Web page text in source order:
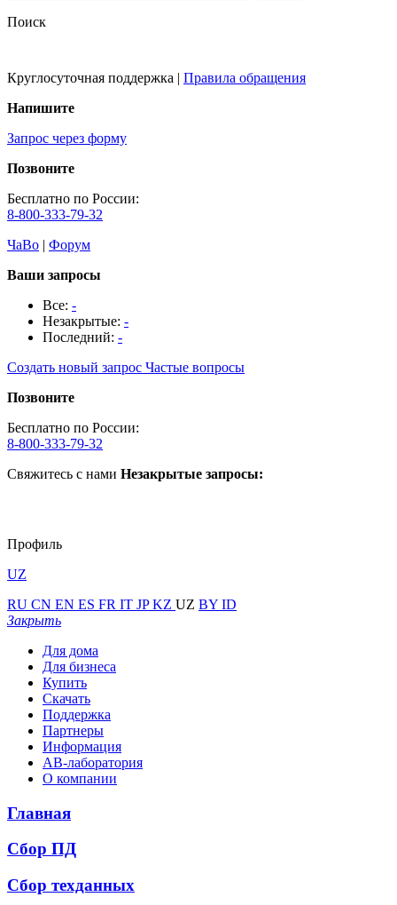
Поиск
Круглосуточная поддержка | Правила обращения
Напишите
Запрос через форму
Позвоните
Бесплатно по России:
8-800-333-79-32
ЧаВо | Форум
Ваши запросы
Все: -
Незакрытые: -
Последний: -
Создать новый запрос Частые вопросы
Позвоните
Бесплатно по России:
8-800-333-79-32
Свяжитесь с нами Незакрытые запросы:
Профиль
UZ
RU CN EN ES FR IT JPKZ UZ BY ID
Закрыть
Для дома
Для бизнеса
Купить
Скачать
Поддержка
Партнеры
Информация
АВ-лаборатория
О компании
Главная
Сбор ПД
Сбор техданных